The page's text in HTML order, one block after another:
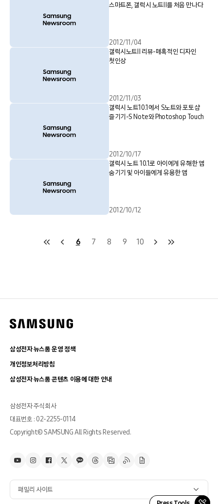
스마트폰, 갤럭시 노트Ⅱ를 처음 만나다
2012/11/04
갤럭시노트Ⅱ 리뷰-매혹적인 디자인
첫인상
2012/11/03
갤럭시 노트10.1에서 S노트와 포토샵
즐기기-S Note와 Photoshop Touch
2012/10/17
갤럭시 노트 10.1로 아이에게 유해한 앱
숨기기 및 아이들에게 유용한 앱
2012/10/12
6 7 8 9 10
삼성전자 뉴스룸 운영 정책
개인정보처리방침
삼성전자 뉴스룸 콘텐츠 이용에 대한 안내
삼성전자 주식회사
대표번호 : 02-2255-0114
Copyright© SAMSUNG All Rights Reserved.
패밀리 사이트